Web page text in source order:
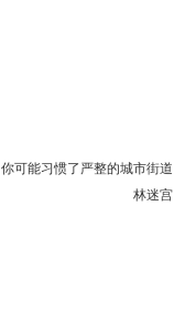
你可能习惯了严整的城市街
林迷